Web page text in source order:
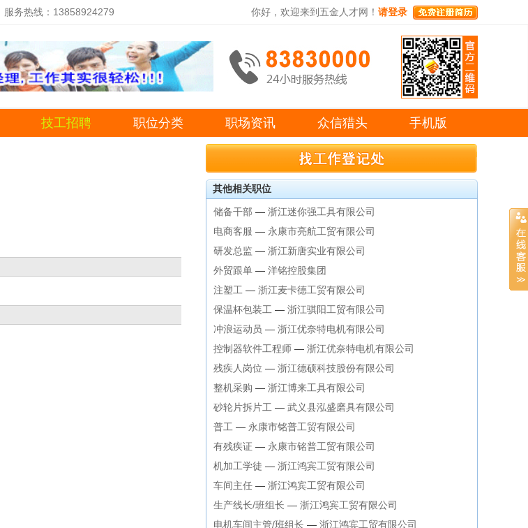
服务热线：13858924279 你好，欢迎来到五金人才网！ 请登录
技工招聘 职位分类 职场资讯 众信猎头 手机版
其他相关职位
储备干部 — 浙江迷你强工具有限公司
电商客服 — 永康市亮航工贸有限公司
研发总监 — 浙江新唐实业有限公司
外贸跟单 — 洋铭控股集团
注塑工 — 浙江麦卡德工贸有限公司
保温杯包装工 — 浙江骐阳工贸有限公司
冲浪运动员 — 浙江优奈特电机有限公司
控制器软件工程师 — 浙江优奈特电机有限公司
残疾人岗位 — 浙江德硕科技股份有限公司
整机采购 — 浙江博来工具有限公司
砂轮片拆片工 — 武义县泓盛磨具有限公司
普工 — 永康市铭普工贸有限公司
有残疾证 — 永康市铭普工贸有限公司
机加工学徒 — 浙江鸿宾工贸有限公司
车间主任 — 浙江鸿宾工贸有限公司
生产线长/班组长 — 浙江鸿宾工贸有限公司
电机车间主管/班组长 — 浙江鸿宾工贸有限公司